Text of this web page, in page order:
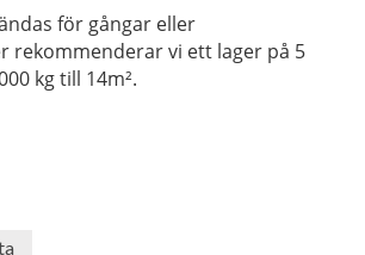
för gångar eller
rekommenderar vi ett lager på 5
kg till 14m².